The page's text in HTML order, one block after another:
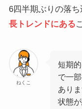
6四半期ぶりの落ち
長トレンドにある
ねくこ
短期
で一
あり
状態